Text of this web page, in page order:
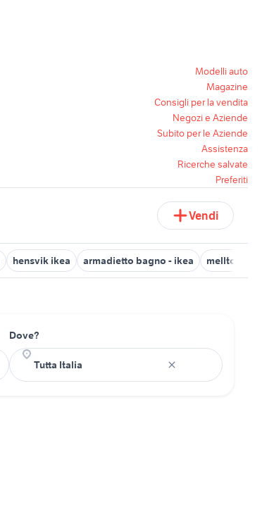
Modelli auto
Magazine
Consigli per la vendita
Negozi e Aziende
Subito per le Aziende
Assistenza
Ricerche salvate
Preferiti
Vendi
hensvik ikea armadietto bagno - ikea melltorp ikea
Dove?